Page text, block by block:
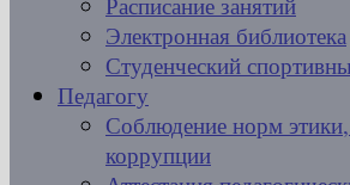
Электронная библиотека
Студенческий
Педагогу
Соблюдение норм
коррупции